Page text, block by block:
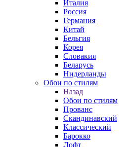
Италия
Россия
Германия
Китай
Бельгия
Корея
Словакия
Беларусь
Нидерланды
Обои по стилям
Назад
Обои по стилям
Прованс
Скандинавский
Классический
Барокко
Лофт